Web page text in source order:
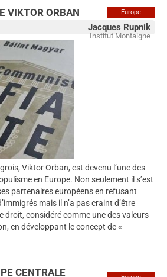
Europe
VIKTOR ORBAN
Jacques Rupnik
Institut Montaigne
Viktor Orban, est devenu l’une des
en Europe. Non seulement il s’est
partenaires européens en refusant
mais il n’a pas craint d’être
droit, considéré comme une des valeurs
en développant le concept de «
CENTRALE